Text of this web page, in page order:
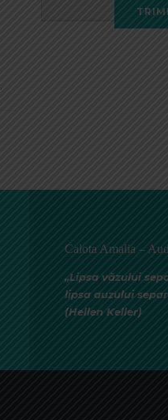
Calota Amalia –
„Lipsa văzului
lipsa auzului
(Hellen Keller)